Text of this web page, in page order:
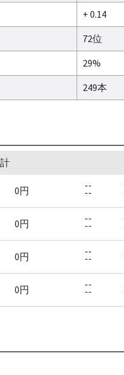
+ 0.14
72位
29%
249本
0円 --
--
0円 --
--
0円 --
--
0円 --
--